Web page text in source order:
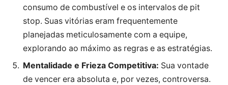
consumo de combustível e os intervalos de pit
stop. Suas vitórias eram frequentemente
planejadas meticulosamente com a equipe,
explorando ao máximo as regras e as estratégias.
Mentalidade e Frieza Competitiva: Sua vontade
de vencer era absoluta e, por vezes, controversa.